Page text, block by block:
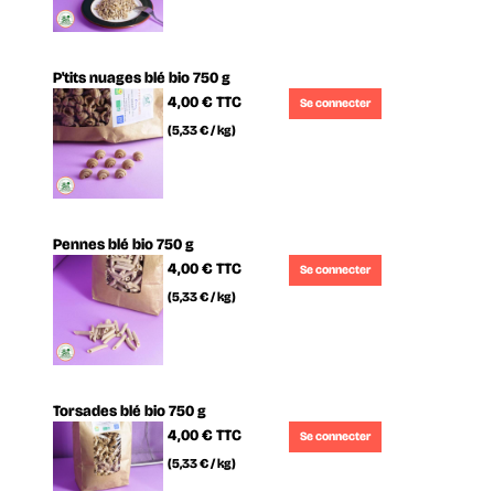
P'tits nuages blé bio 750 g
4,00 €TTC
(5,33 € / kg)
Se connecter
Pennes blé bio 750 g
4,00 €TTC
(5,33 € / kg)
Se connecter
Torsades blé bio 750 g
4,00 €TTC
(5,33 € / kg)
Se connecter